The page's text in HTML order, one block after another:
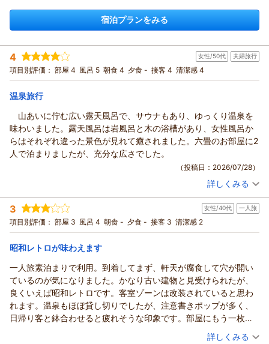
宿泊プランをみる
4 女性/50代 夫婦旅行
項目別評価： 部屋 4 風呂 5 朝食 4 夕食 - 接客 4 清潔感 4
温泉旅行
山あいに佇む広い露天風呂で、サウナもあり、ゆっくり温泉を
味わいました。露天風呂は岩風呂と木の浴槽があり、女性風呂か
らはそれぞれ違った景色が見れて癒されました。六畳のお部屋に2
人で泊まりましたが、充分な広さでした。
（投稿日：2026/07/28）
投稿者： ありちゃんさん(女性/50代)
宿泊プラン： 【朝食付】和朝食で元気いっぱいの1日をスタート！チェック
インは22時までOK
和室 朝のみ
宿泊価格帯： 6,001～7,000円(大人一人あたり/税込)
詳しくみる
3 女性/40代 一人旅
項目別評価： 部屋 3 風呂 4 朝食 - 夕食 - 接客 3 清潔感 2
昭和レトロが味わえます
一人旅素泊まりで利用。到着してまず、軒天が腐食して穴が開い
ているのが気になりました。かなり古い建物と見受けられたが、
良くいえば昭和レトロです。客室ゾーンは改装されていると思わ
れます。温泉もほぼ貸し切りでしたが、注意書きポップが多く、
日帰り客と鉢合わせると疲れそうな印象です。部屋にもう一枚タ
オルの予備があると良かったです。あとエアコンのカビが気にな
（投稿日：2026/07/10）
詳しくみる